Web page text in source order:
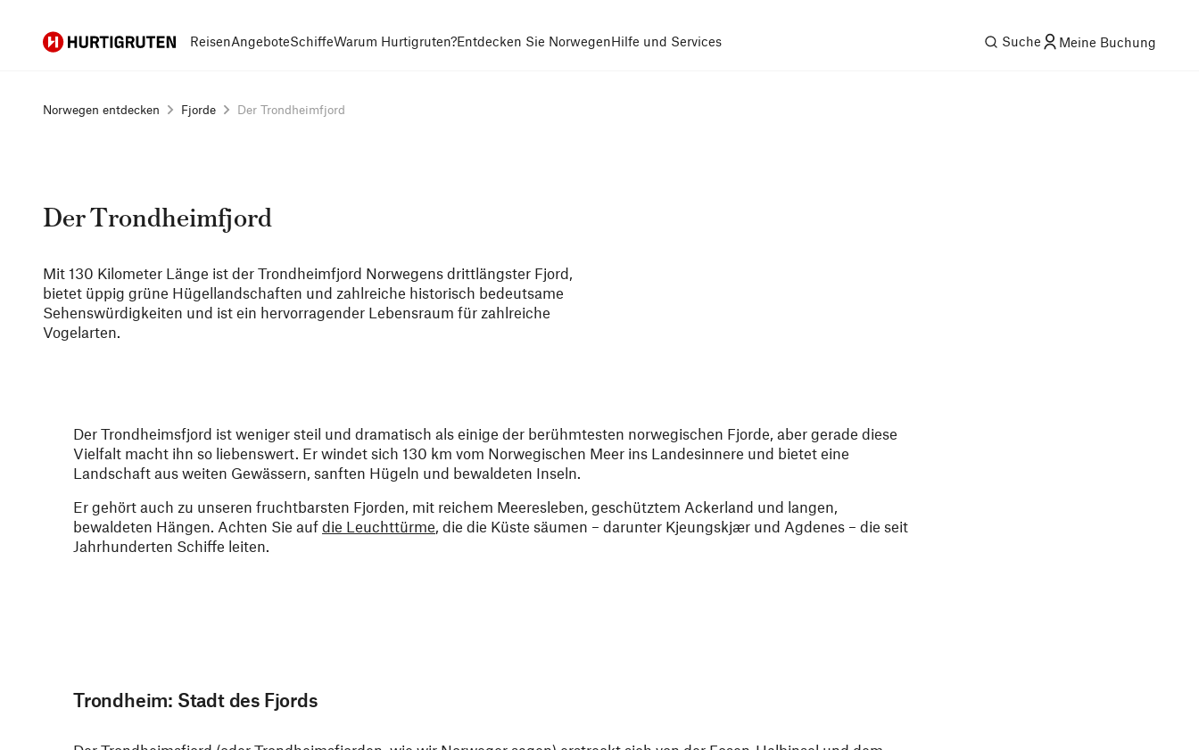
Hurtigruten ReisenAngeboteSchiffeWarum Hurtigruten?Entdecken Sie NorwegenHilfe und Services Suche Meine Buchung
Norwegen entdecken Fjorde Der Trondheimfjord
Der Trondheimfjord
Mit 130 Kilometer Länge ist der Trondheimfjord Norwegens drittlängster Fjord,
bietet üppig grüne Hügellandschaften und zahlreiche historisch bedeutsame
Sehenswürdigkeiten und ist ein hervorragender Lebensraum für zahlreiche
Vogelarten.
Der Trondheimsfjord ist weniger steil und dramatisch als einige der berühmtesten norwegischen Fjorde, aber gerade diese
Vielfalt macht ihn so liebenswert. Er windet sich 130 km vom Norwegischen Meer ins Landesinnere und bietet eine
Landschaft aus weiten Gewässern, sanften Hügeln und bewaldeten Inseln.
Er gehört auch zu unseren fruchtbarsten Fjorden, mit reichem Meeresleben, geschütztem Ackerland und langen,
bewaldeten Hängen. Achten Sie auf die Leuchttürme, die die Küste säumen – darunter Kjeungskjær und Agdenes – die seit
Jahrhunderten Schiffe leiten.
Trondheim: Stadt des Fjords